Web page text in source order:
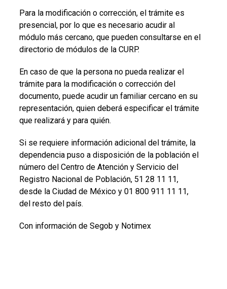
Para la modificación o corrección, el trámite es
presencial, por lo que es necesario acudir al
módulo más cercano, que pueden consultarse en el
directorio de módulos de la CURP.
En caso de que la persona no pueda realizar el
trámite para la modificación o corrección del
documento, puede acudir un familiar cercano en su
representación, quien deberá especificar el trámite
que realizará y para quién.
Si se requiere información adicional del trámite, la
dependencia puso a disposición de la población el
número del Centro de Atención y Servicio del
Registro Nacional de Población, 51 28 11 11,
desde la Ciudad de México y 01 800 911 11 11,
del resto del país.
Con información de Segob y Notimex